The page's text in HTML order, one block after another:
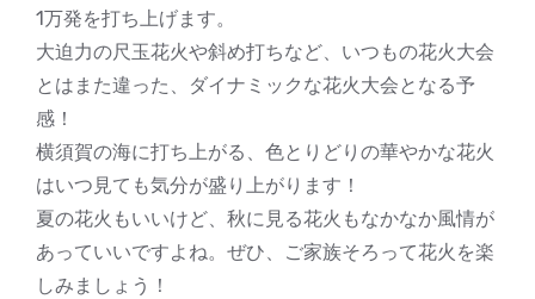
1万発を打ち上げます。
大迫力の尺玉花火や斜め打ちなど、いつもの花火大会
とはまた違った、ダイナミックな花火大会となる予
感！
横須賀の海に打ち上がる、色とりどりの華やかな花火
はいつ見ても気分が盛り上がります！
夏の花火もいいけど、秋に見る花火もなかなか風情が
あっていいですよね。ぜひ、ご家族そろって花火を楽
しみましょう！